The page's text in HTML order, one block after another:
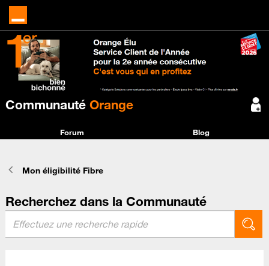
Communauté Orange
Forum Blog
Mon éligibilité Fibre
Recherchez dans la Communauté